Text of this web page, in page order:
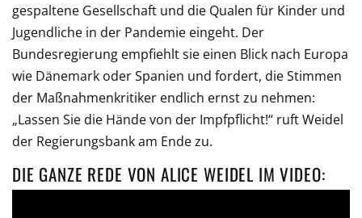
gespaltene Gesellschaft und die Qualen für Kinder und
Jugendliche in der Pandemie eingeht. Der
Bundesregierung empfiehlt sie einen Blick nach Europa
wie Dänemark oder Spanien und fordert, die Stimmen
der Maßnahmenkritiker endlich ernst zu nehmen:
„Lassen Sie die Hände von der Impfpflicht!“ ruft Weidel
der Regierungsbank am Ende zu.
DIE GANZE REDE VON ALICE WEIDEL IM VIDEO: